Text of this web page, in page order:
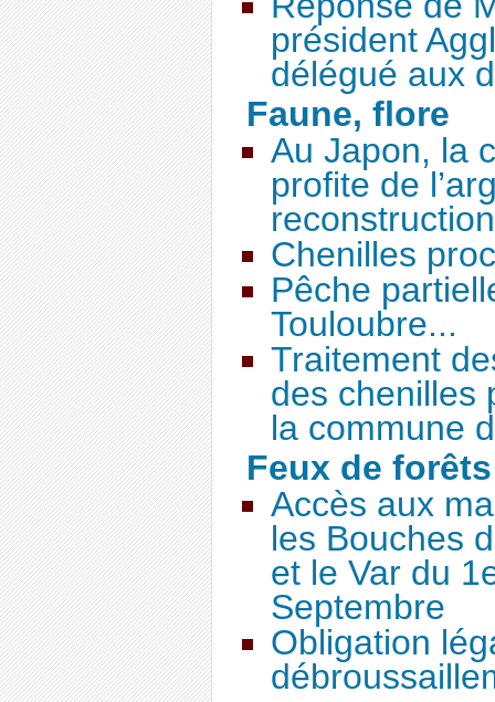
président
délégué aux
Faune, flore
Au Japon, la
profite de
reconstruction
Chenilles
Pêche
Touloubre...
Traitement
des chenilles
la commune
Feux de forêts
Accès aux
les Bouches
et le Var du
Septembre
Obligation